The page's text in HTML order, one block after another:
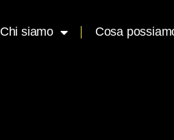
Chi siamo Cosa